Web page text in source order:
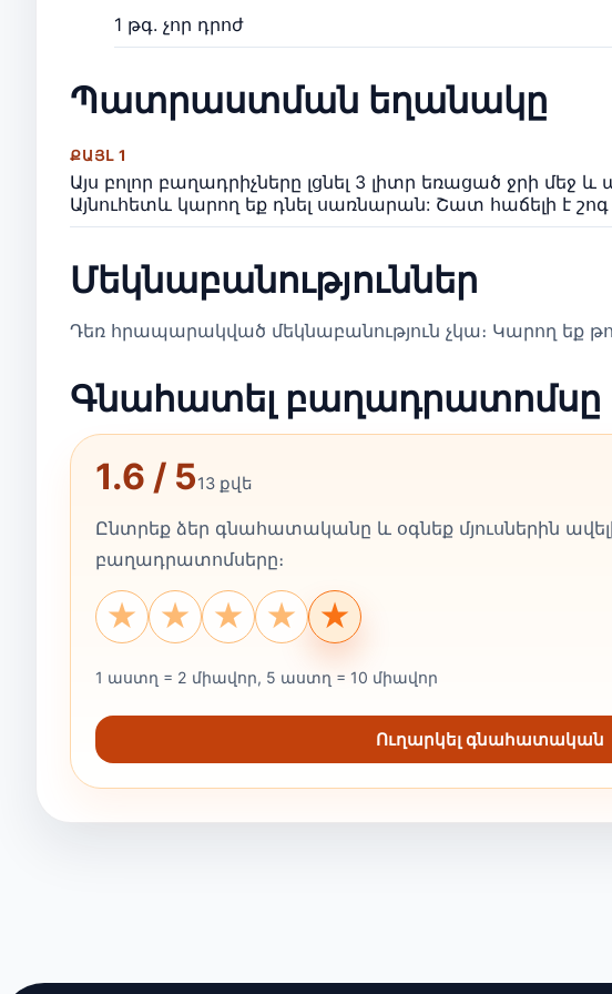
1 թգ. չոր դրոժ
Պատրաստման եղանակը
ՔԱՅԼ 1
Այս բոլոր բաղադրիչները լցնել 3 լիտր եռացած ջրի մեջ
Այնուհետև կարող եք դնել սառնարան: Շատ հաճելի է
Մեկնաբանություններ
Դեռ հրապարակված մեկնաբանություն չկա։ Կարող եք
Գնահատել բաղադրատոմսը
1.6 / 513 քվե
Ընտրեք ձեր գնահատականը և օգնեք մյուսներին
բաղադրատոմսերը։
★
★
★
★
★
1 աստղ = 2 միավոր, 5 աստղ = 10 միավոր
Ուղարկել գնահատական